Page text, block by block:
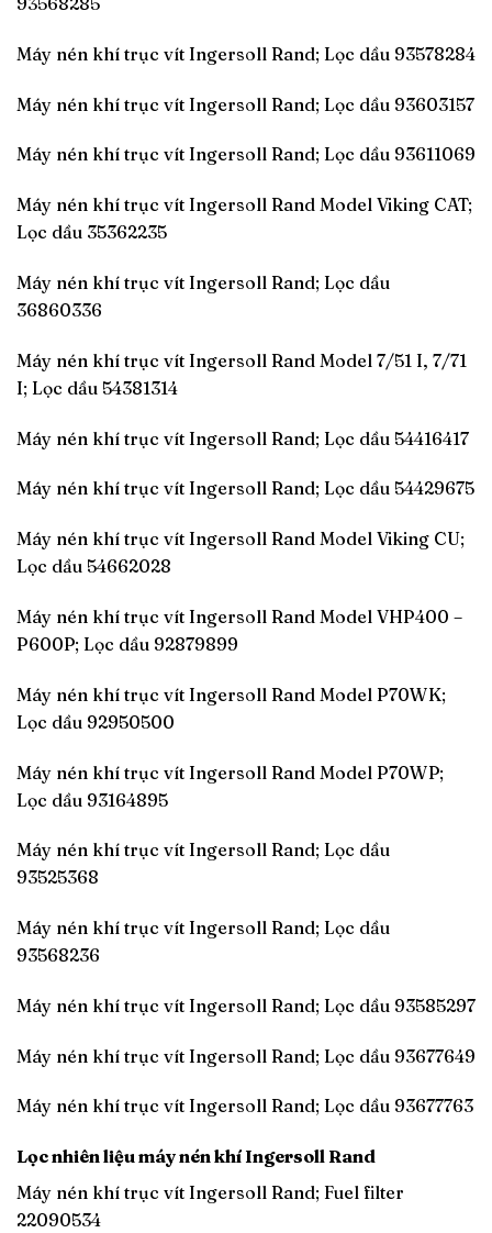
Máy nén khí trục vít Ingersoll Rand; Lọc dầu 93578284
Máy nén khí trục vít Ingersoll Rand; Lọc dầu 93603157
Máy nén khí trục vít Ingersoll Rand; Lọc dầu 93611069
Máy nén khí trục vít Ingersoll Rand Model Viking CAT;
Lọc dầu 35362235
Máy nén khí trục vít Ingersoll Rand; Lọc dầu
36860336
Máy nén khí trục vít Ingersoll Rand Model 7/51 I, 7/71
I; Lọc dầu 54381314
Máy nén khí trục vít Ingersoll Rand; Lọc dầu 54416417
Máy nén khí trục vít Ingersoll Rand; Lọc dầu 54429675
Máy nén khí trục vít Ingersoll Rand Model Viking CU;
Lọc dầu 54662028
Máy nén khí trục vít Ingersoll Rand Model VHP400 –
P600P; Lọc dầu 92879899
Máy nén khí trục vít Ingersoll Rand Model P70WK;
Lọc dầu 92950500
Máy nén khí trục vít Ingersoll Rand Model P70WP;
Lọc dầu 93164895
Máy nén khí trục vít Ingersoll Rand; Lọc dầu
93525368
Máy nén khí trục vít Ingersoll Rand; Lọc dầu
93568236
Máy nén khí trục vít Ingersoll Rand; Lọc dầu 93585297
Máy nén khí trục vít Ingersoll Rand; Lọc dầu 93677649
Máy nén khí trục vít Ingersoll Rand; Lọc dầu 93677763
Lọc nhiên liệu máy nén khí Ingersoll Rand
Máy nén khí trục vít Ingersoll Rand; Fuel filter
22090534